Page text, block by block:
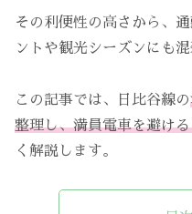
その利便性の高さから、
ントや観光シーズンにも
この記事では、日比谷線の
整理し、満員電車を避け
く解説します。